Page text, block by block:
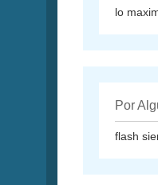
lo
Por
flash